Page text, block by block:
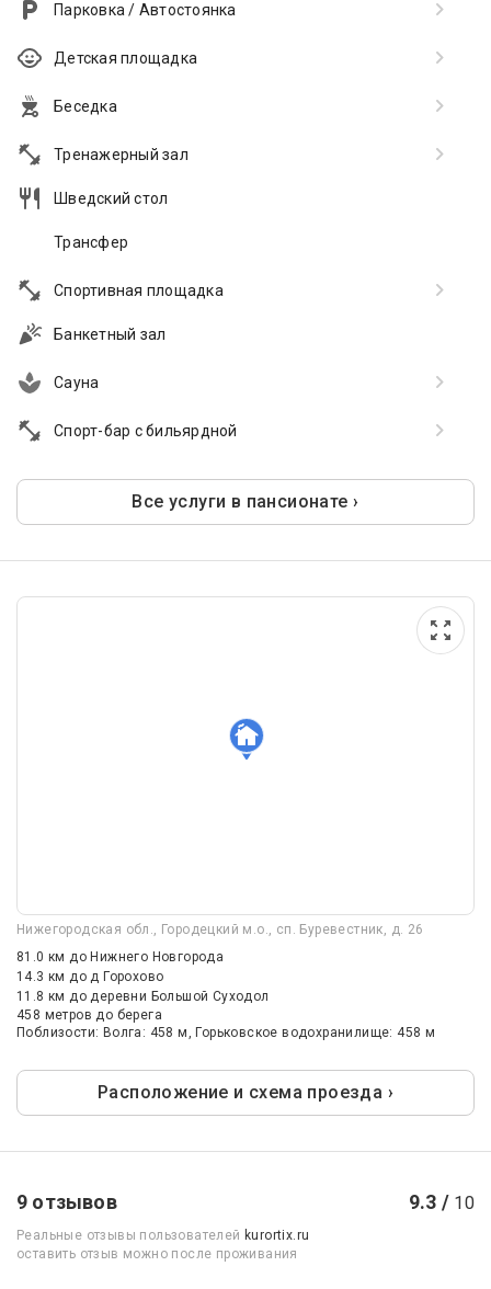
Парковка / Автостоянка
Детская площадка
Беседка
Тренажерный зал
Шведский стол
Трансфер
Спортивная площадка
Банкетный зал
Сауна
Спорт-бар с бильярдной
Все услуги в пансионате ›
Нижегородская обл., Городецкий м.о., сп. Буревестник, д. 26
81.0 кмдо Нижнего Новгорода
14.3 кмдо д Горохово
11.8 кмдо деревни Большой Суходол
458 метров до берега
Поблизости: Волга: 458 м, Горьковское водохранилище: 458 м
Расположение и схема проезда ›
9 отзывов 9.3 / 10
Реальные отзывы пользователей kurortix.ru
оставить отзыв можно после проживания